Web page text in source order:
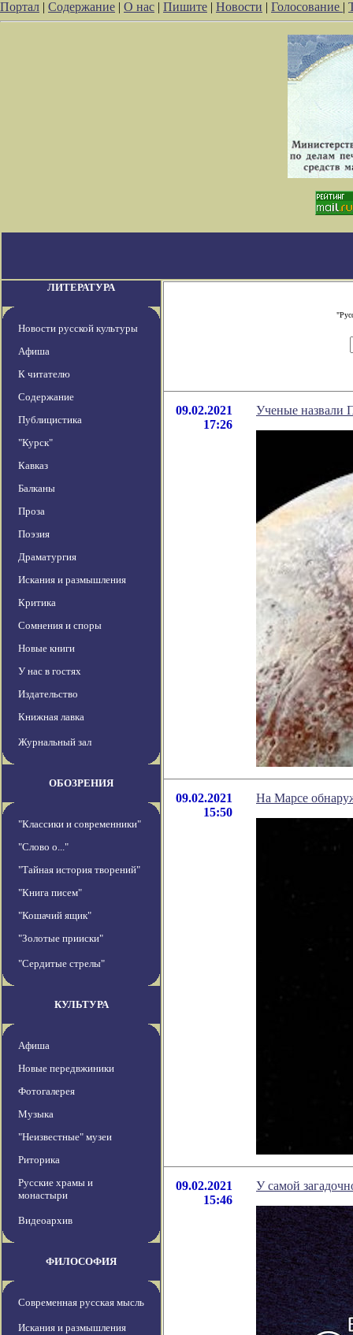
Портал | Содержание | О нас | Пишите | Новости | Голосование |
ЛИТЕРАТУРА
Новости русской культуры
Афиша
К читателю
Содержание
Публицистика
"Курск"
Кавказ
Балканы
Проза
Поэзия
Драматургия
Искания и размышления
Критика
Сомнения и споры
Новые книги
У нас в гостях
Издательство
Книжная лавка
Журнальный зал
ОБОЗРЕНИЯ
"Классики и современники"
"Слово о..."
"Тайная история творений"
"Книга писем"
"Кошачий ящик"
"Золотые прииски"
"Сердитые стрелы"
КУЛЬТУРА
Афиша
Новые передвжиники
Фотогалерея
Музыка
"Неизвестные" музеи
Риторика
Русские храмы и
монастыри
Видеоархив
ФИЛОСОФИЯ
Современная русская мысль
Искания и размышления
09.02.2021
17:26
Ученые назвали
09.02.2021
15:50
На Марсе
09.02.2021
15:46
У самой